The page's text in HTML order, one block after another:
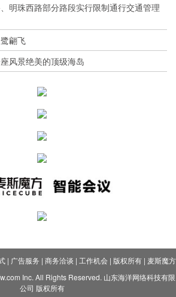
明珠西路部分路段实行限制通行交通管理
翩飞
风景绝美的顶级海岛
| 广告服务 | 商务洽谈 | 工作机会| 版权所有| 麦斯魔方
Inc. All Rights Reserved. 山东海洋网络科技有限
公司 版权所有